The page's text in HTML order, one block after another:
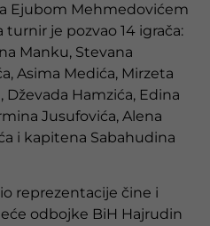
Ejubom Mehmedovićem
je pozvao 14 igrača:
Manku, Stevana
Asima Medića, Mirzeta
Dževada Hamzića, Edina
Jusufovića, Alena
i kapitena Sabahudina
reprezentacije čine i
odbojke BiH Hajrudin